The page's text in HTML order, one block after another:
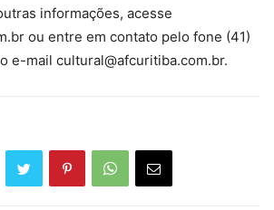
informações, acesse
ou entre em contato pelo fone (41)
e-mail cultural@afcuritiba.com.br.